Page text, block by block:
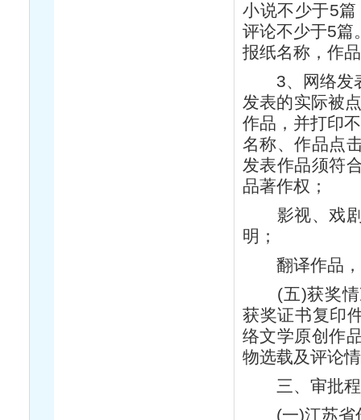
小说不少于5
评论不少于5篇
报纸名称，作
3、网络发表
发表的实际被
作品，并打印
名称、作品点
发表作品须符
品著作权；
影视、戏剧
明；
翻译作品，
(五)获奖情
获奖证书复印
络文学原创作
物选载及评论
三、审批程
(一)江苏省